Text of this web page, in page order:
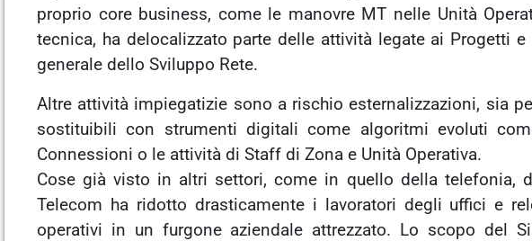
proprio core business, come le manovre MT nelle Unità
tecnica, ha delocalizzato parte delle attività legate ai Progetti
generale dello Sviluppo Rete.
Altre attività impiegatizie sono a rischio esternalizzazioni, sia
sostituibili con strumenti digitali come algoritmi evoluti
Connessioni o le attività di Staff di Zona e Unità Operativa.
Cose già visto in altri settori, come in quello della telefonia,
Telecom ha ridotto drasticamente i lavoratori degli uffici e
operativi in un furgone aziendale attrezzato. Lo scopo del